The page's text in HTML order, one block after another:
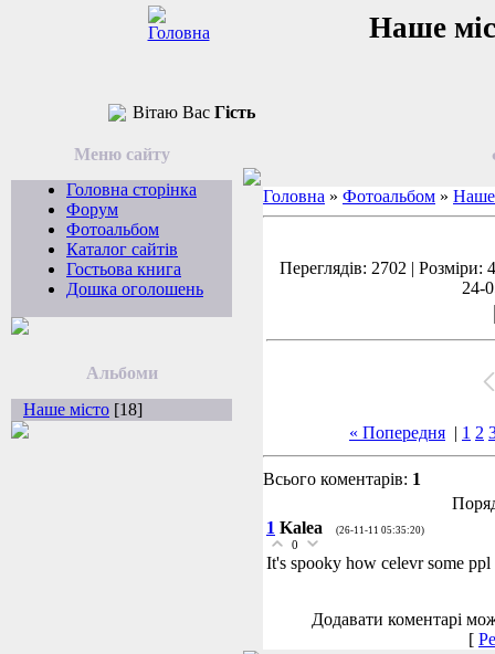
Наше
Вітаю Вас Гість
Меню сайту
Головна сторінка
Форум
Фотоальбом
Каталог сайтів
Гостьова книга
Дошка оголошень
Альбоми
Наше місто [18]
Головна » Фотоальбом » Наше
Переглядів: 2702 |
24-
« Попередня | 1 2
Всього коментарів: 1
1 Kalea (26-11-11 05:35:20)
0
It's spooky how celevr some ppl
Додавати коментарі
[